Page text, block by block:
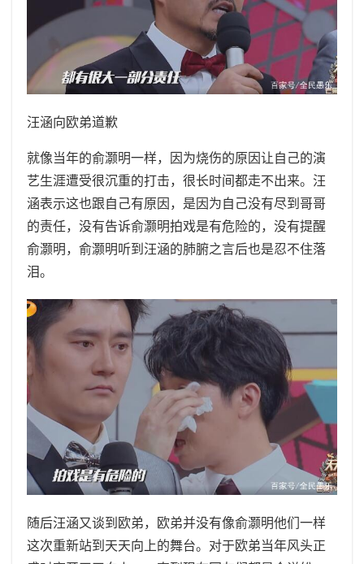
汪涵向欧弟道歉
就像当年的俞灏明一样，因为烧伤的原因让自己的演
艺生涯遭受很沉重的打击，很长时间都走不出来。汪
涵表示这也跟自己有原因，是因为自己没有尽到哥哥
的责任，没有告诉俞灏明拍戏是有危险的，没有提醒
俞灏明，俞灏明听到汪涵的肺腑之言后也是忍不住落
泪。
随后汪涵又谈到欧弟，欧弟并没有像俞灏明他们一样
这次重新站到天天向上的舞台。对于欧弟当年风头正